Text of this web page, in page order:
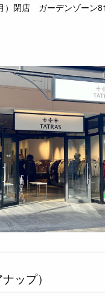
）閉店 ガーデンゾーン
ップ）